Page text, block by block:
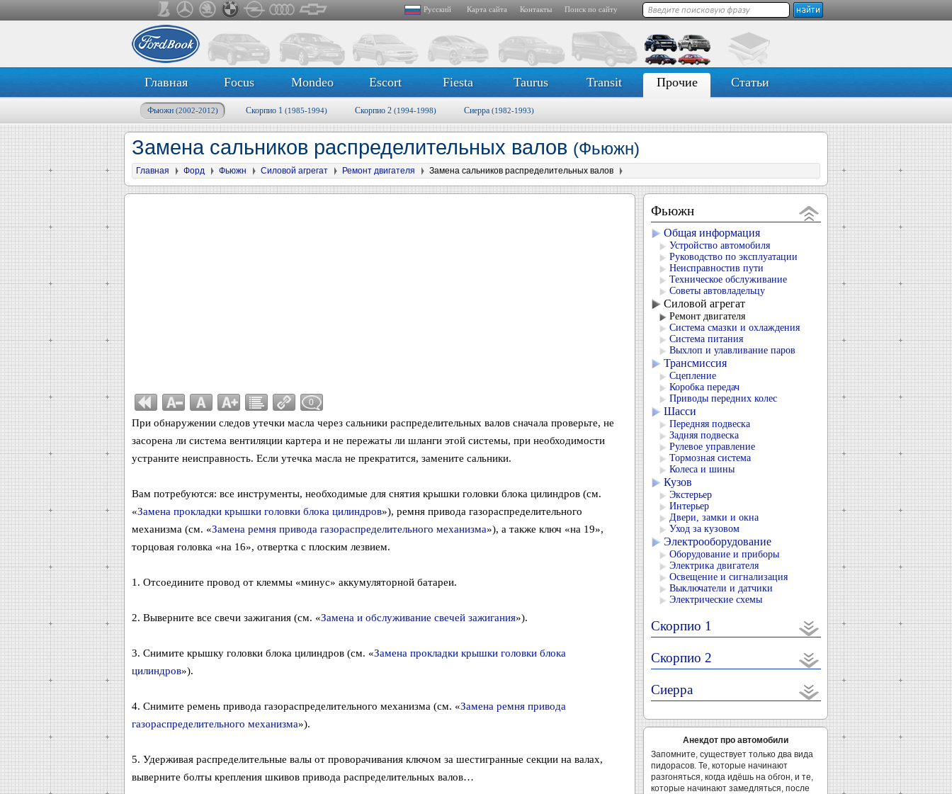
Русский Карта сайта Контакты Поиск по сайту
Главная Focus Mondeo Escort Fiesta Taurus Transit Прочие Статьи
Фьюжн (2002-2012) Скорпио 1 (1985-1994) Скорпио 2 (1994-1998) Сиерра (1982-1993)
Замена сальников распределительных валов (Фьюжн)
Главная Форд Фьюжн Силовой агрегат Ремонт двигателя Замена сальников распределительных валов
0
При обнаружении следов утечки масла через сальники распределительных валов сначала проверьте, не
засорена ли система вентиляции картера и не пережаты ли шланги этой системы, при необходимости
устраните неисправность. Если утечка масла не прекратится, замените сальники.
Вам потребуются: все инструменты, необходимые для снятия крышки головки блока цилиндров (см.
«Замена прокладки крышки головки блока цилиндров»), ремня привода газораспределительного
механизма (см. «Замена ремня привода газораспределительного механизма»), а также ключ «на 19»,
торцовая головка «на 16», отвертка с плоским лезвием.
1. Отсоедините провод от клеммы «минус» аккумуляторной батареи.
2. Выверните все свечи зажигания (см. «Замена и обслуживание свечей зажигания»).
3. Снимите крышку головки блока цилиндров (см. «Замена прокладки крышки головки блока
цилиндров»).
4. Снимите ремень привода газораспределительного механизма (см. «Замена ремня привода
газораспределительного механизма»).
5. Удерживая распределительные валы от проворачивания ключом за шестигранные секции на валах,
выверните болты крепления шкивов привода распределительных валов…
Фьюжн
Общая информация
Устройство автомобиля
Руководство по эксплуатации
Неисправностив пути
Техническое обслуживание
Советы автовладельцу
Силовой агрегат
Ремонт двигателя
Система смазки и охлаждения
Система питания
Выхлоп и улавливание паров
Трансмиссия
Сцепление
Коробка передач
Приводы передних колес
Шасси
Передняя подвеска
Задняя подвеска
Рулевое управление
Тормозная система
Колеса и шины
Кузов
Экстерьер
Интерьер
Двери, замки и окна
Уход за кузовом
Электрооборудование
Оборудование и приборы
Электрика двигателя
Освещение и сигнализация
Выключатели и датчики
Электрические схемы
Скорпио 1
Скорпио 2
Сиерра
Анекдот про автомобили
Запомните, существует только два вида
пидорасов. Те, которые начинают
разгоняться, когда идёшь на обгон, и те,
которые начинают замедляться, после